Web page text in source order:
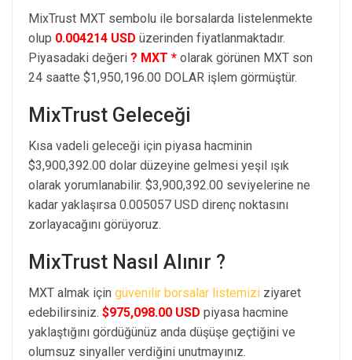
MixTrust MXT sembolu ile borsalarda listelenmekte
olup 0.004214 USD üzerinden fiyatlanmaktadır.
Piyasadaki değeri ? MXT * olarak görünen MXT son
24 saatte $1,950,196.00 DOLAR işlem görmüştür.
MixTrust Geleceği
Kısa vadeli geleceği için piyasa hacminin
$3,900,392.00 dolar düzeyine gelmesi yeşil ışık
olarak yorumlanabilir. $3,900,392.00 seviyelerine ne
kadar yaklaşırsa 0.005057 USD direnç noktasını
zorlayacağını görüyoruz.
MixTrust Nasıl Alınır ?
MXT almak için güvenilir borsalar listemizi ziyaret
edebilirsiniz. $975,098.00 USD piyasa hacmine
yaklaştığını gördüğünüz anda düşüşe geçtiğini ve
olumsuz sinyaller verdiğini unutmayınız.